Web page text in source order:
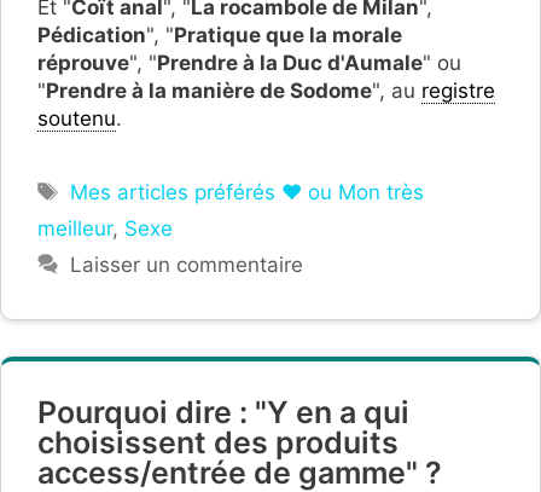
Et "Coït anal ", " La rocambole de Milan",
Pédication", "Pratique que la morale
réprouve", "Prendre à la Duc d'Aumale" ou
"Prendre à la manière de Sodome", au registre
soutenu.
Étiquettes
Mes articles préférés ❤ ou Mon très
meilleur, Sexe
Laisser un commentaire
Pourquoi dire : "Y en a qui
choisissent des produits
access/entrée de gamme" ?